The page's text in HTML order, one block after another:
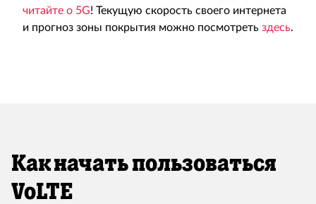
читайте о 5G! Текущую скорость своего интернета
и прогноз зоны покрытия можно посмотреть здесь.
Как начать пользоваться
VoLTE